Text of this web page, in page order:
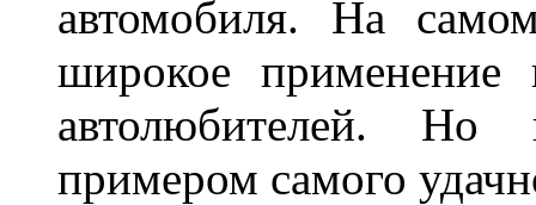
автомобиля. На
широкое
автолюбителей. Но
примером самого